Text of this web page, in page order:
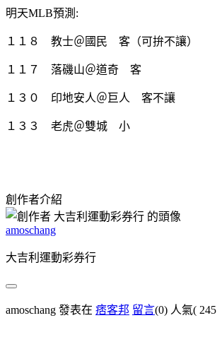
明天MLB預測:
１１８ 教士＠國民 客（可拚不讓）
１１７ 落磯山＠道奇 客
１３０ 印地安人＠巨人 客不讓
１３３ 老虎＠雙城 小
創作者介紹
amoschang
大吉利運動彩券行
amoschang 發表在 痞客邦 留言(0) 人氣( 245